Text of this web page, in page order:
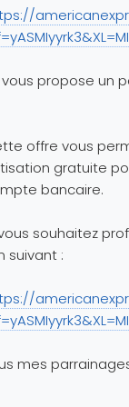
propose un
offre vous
gratuite
souhaitez
suivant :
mes